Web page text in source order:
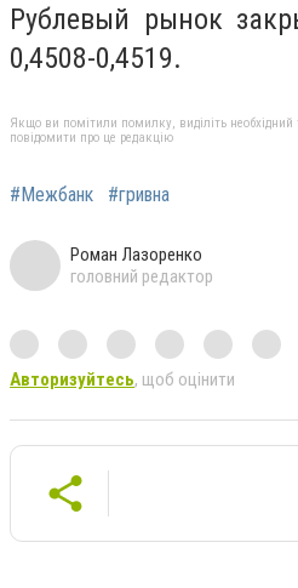
Рублевый рынок
0,4508-0,4519.
Якщо ви помітили помилку, виділіть необхідний
повідомити про це редакцію
#Межбанк #гривна
Роман Лазоренко
головний редактор
Авторизуйтесь, щоб оцінити